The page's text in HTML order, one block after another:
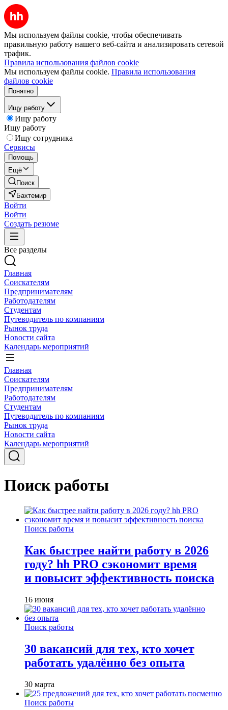
Мы используем файлы cookie, чтобы обеспечивать
правильную работу нашего веб-сайта и анализировать сетевой
трафик.
Правила использования файлов cookie
Мы используем файлы cookie. Правила использования
файлов cookie
Понятно
Ищу работу
Ищу работу
Ищу работу
Ищу сотрудника
Сервисы
Помощь
Ещё
Поиск
Бахтемир
Войти
Войти
Создать резюме
Все разделы
Главная
Соискателям
Предпринимателям
Работодателям
Студентам
Путеводитель по компаниям
Рынок труда
Новости сайта
Календарь мероприятий
Главная
Соискателям
Предпринимателям
Работодателям
Студентам
Путеводитель по компаниям
Рынок труда
Новости сайта
Календарь мероприятий
Поиск работы
Поиск работы
Как быстрее найти работу в 2026
году? hh PRO сэкономит время
и повысит эффективность поиска
16 июня
Поиск работы
30 вакансий для тех, кто хочет
работать удалённо без опыта
30 марта
Поиск работы